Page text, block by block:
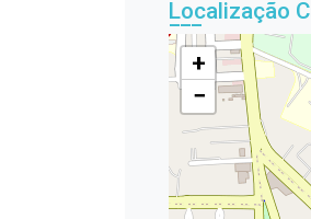
Localização
+
−